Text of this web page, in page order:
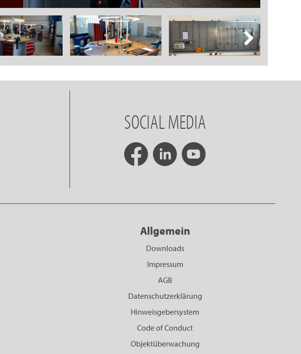
SOCIAL MEDIA
Allgemein
Downloads
Impressum
AGB
Datenschutzerklärung
Hinweisgebersystem
Code of Conduct
Objektüberwachung